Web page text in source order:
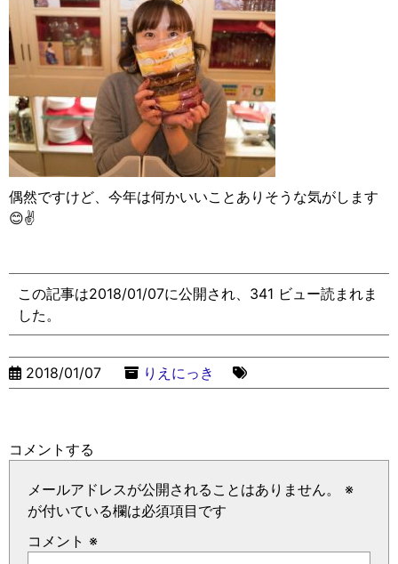
偶然ですけど、今年は何かいいことありそうな気がします
😊✌️
この記事は2018/01/07に公開され、341 ビュー読まれま
した。
2018/01/07 りえにっき
コメントする
メールアドレスが公開されることはありません。
※
が付いている欄は必須項目です
コメント ※